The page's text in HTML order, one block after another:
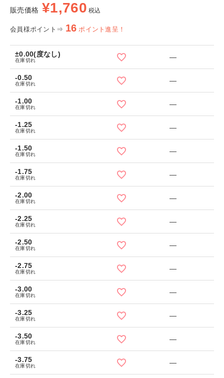
販売価格 ¥1,760 税込
会員様ポイント⇒ 16 ポイント進呈！
±0.00(度なし)
在庫切れ —
-0.50
在庫切れ —
-1.00
在庫切れ —
-1.25
在庫切れ —
-1.50
在庫切れ —
-1.75
在庫切れ —
-2.00
在庫切れ —
-2.25
在庫切れ —
-2.50
在庫切れ —
-2.75
在庫切れ —
-3.00
在庫切れ —
-3.25
在庫切れ —
-3.50
在庫切れ —
-3.75
在庫切れ —